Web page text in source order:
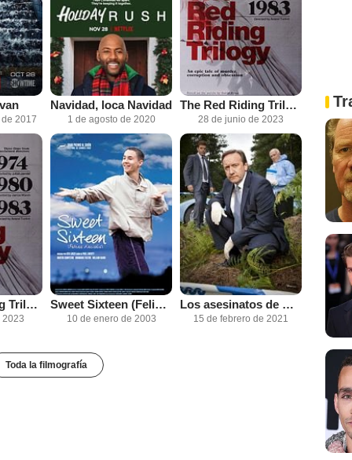
2017
Navidad, loca Navidad
1 de agosto de 2020
The Red Riding Trilogy - 1974
28 de junio de 2023
The Red Riding Trilogy - 1983
2023
Sweet Sixteen (Felices dieciséis)
10 de enero de 2003
Los asesinatos de Midsomer
15 de febrero de 2021
Toda la filmografía